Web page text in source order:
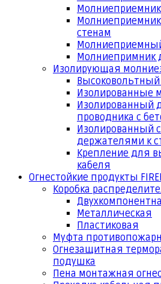
Молниеприемник
стенам
Молниепримник
Изолирующая
Высоковольтный
Изолированные
Изолированный
проводника с
Изолированный
держателями к
Крепление для
кабеля
Огнестойкие продукты
Коробка
Металлическая
Пластиковая
Муфта
Огнезащитная
подушка
Пена монтажная